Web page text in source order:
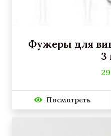
Фужеры для
3
Посмотреть